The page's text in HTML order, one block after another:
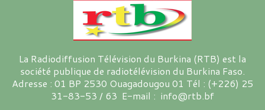
La Radiodiffusion Télévision du Burkina (RTB) est la
société publique de radiotélévision du Burkina Faso.
Adresse : 01 BP 2530 Ouagadougou 01 Tél : (+226) 25
31-83-53 / 63 E-mail : info@rtb.bf